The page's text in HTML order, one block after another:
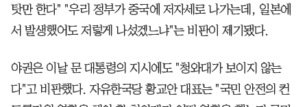
탓만 한다" "우리 정부가 중국에 저자세로 나가는데, 일본에
서 발생했어도 저렇게 나섰겠느냐"는 비판이 제기됐다.
야권은 이날 문 대통령의 지시에도 "청와대가 보이지 않는
다"고 비판했다. 자유한국당 황교안 대표는 "국민 안전의 컨